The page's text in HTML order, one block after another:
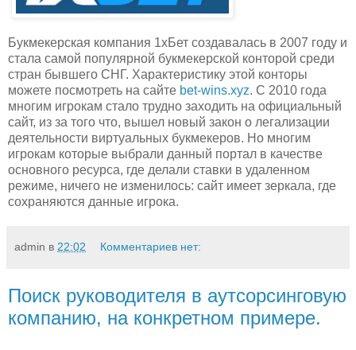
Букмекерская компания 1хБет создавалась в 2007 году и
стала самой популярной букмекерской конторой среди
стран бывшего СНГ. Характеристику этой конторы
можете посмотреть на сайте bet-wins.xyz. С 2010 года
многим игрокам стало трудно заходить на официальный
сайт, из за того что, вышел новый закон о легализации
деятельности виртуальных букмекеров. Но многим
игрокам которые выбрали данный портал в качестве
основного ресурса, где делали ставки в удаленном
режиме, ничего не изменилось: сайт имеет зеркала, где
сохраняются данные игрока.
admin в 22:02 Комментариев нет:
Поиск руководителя в аутсорсинговую
компанию, на конкретном примере.